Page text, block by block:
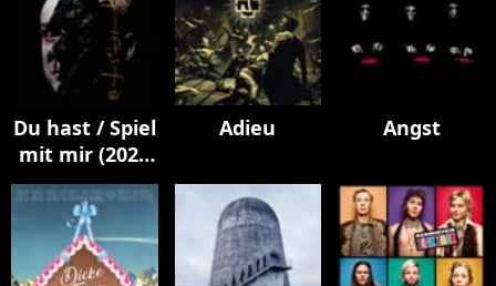
Du hast / Spiel
mit mir (2023
Mix)
Adieu Angst